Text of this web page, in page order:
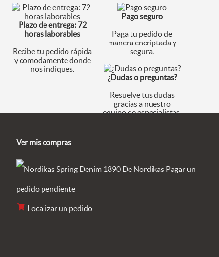
Plazo de entrega: 72
horas laborables
Recibe tu pedido rápida
y comodamente donde
nos indiques.
Pago seguro
Paga tu pedido de
manera encriptada y
segura.
¿Dudas o preguntas?
Resuelve tus dudas
gracias a nuestro
equipo de especialistas.
Ver mis compras
Pagar un
pedido pendiente
Localizar un pedido